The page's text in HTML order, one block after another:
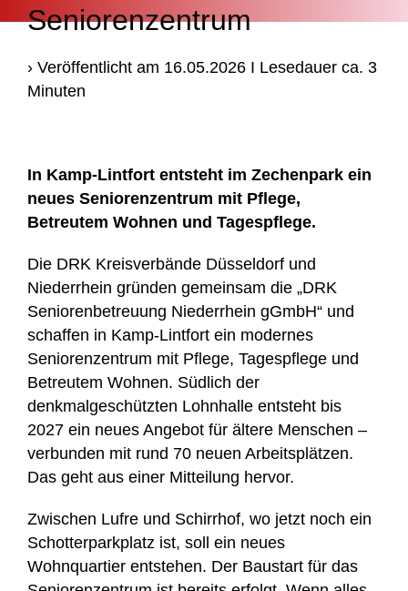
Seniorenzentrum
› Veröffentlicht am 16.05.2026 I Lesedauer ca. 3
Minuten
In Kamp-Lintfort entsteht im Zechenpark ein
neues Seniorenzentrum mit Pflege,
Betreutem Wohnen und Tagespflege.
Die DRK Kreisverbände Düsseldorf und
Niederrhein gründen gemeinsam die „DRK
Seniorenbetreuung Niederrhein gGmbH“ und
schaffen in Kamp-Lintfort ein modernes
Seniorenzentrum mit Pflege, Tagespflege und
Betreutem Wohnen. Südlich der
denkmalgeschützten Lohnhalle entsteht bis
2027 ein neues Angebot für ältere Menschen –
verbunden mit rund 70 neuen Arbeitsplätzen.
Das geht aus einer Mitteilung hervor.
Zwischen Lufre und Schirrhof, wo jetzt noch ein
Schotterparkplatz ist, soll ein neues
Wohnquartier entstehen. Der Baustart für das